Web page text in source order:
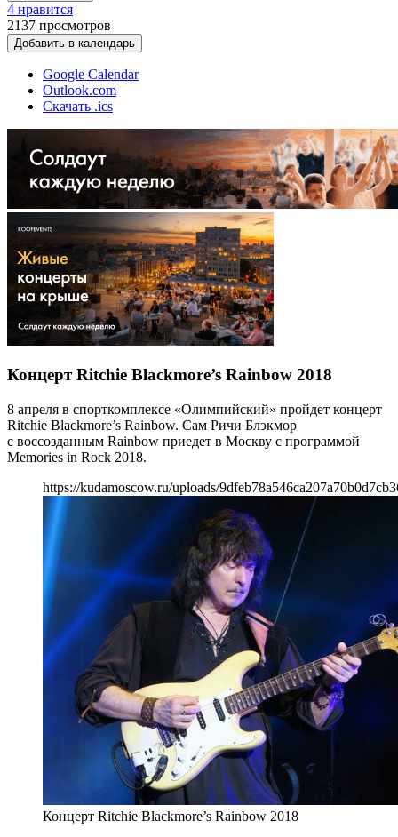
4 нравится
2137 просмотров
Добавить в календарь
Google Calendar
Outlook.com
Скачать .ics
Концерт Ritchie Blackmore’s Rainbow 2018
8 апреля в спорткомплексе «Олимпийский» пройдет концерт
Ritchie Blackmore’s Rainbow. Сам Ричи Блэкмор
с воссозданным Rainbow приедет в Москву с программой
Memories in Rock 2018.
https://kudamoscow.ru/uploads/
Концерт Ritchie Blackmore’s Rainbow 2018